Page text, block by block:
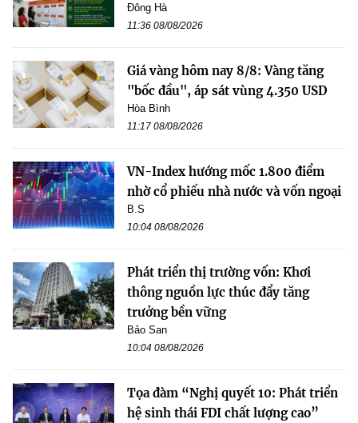
Đông Hà
11:36 08/08/2026
Giá vàng hôm nay 8/8: Vàng tăng
"bốc đầu", áp sát vùng 4.350 USD
Hòa Bình
11:17 08/08/2026
VN-Index hướng mốc 1.800 điểm
nhờ cổ phiếu nhà nước và vốn ngoại
B.S
10:04 08/08/2026
Phát triển thị trường vốn: Khơi
thông nguồn lực thúc đẩy tăng
trưởng bền vững
Bảo San
10:04 08/08/2026
Tọa đàm “Nghị quyết 10: Phát triển
hệ sinh thái FDI chất lượng cao”